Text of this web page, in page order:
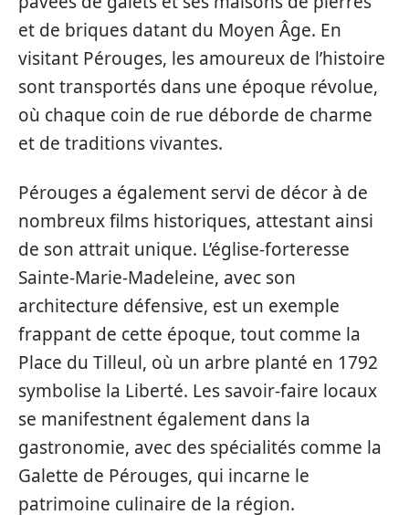
et de briques datant du Moyen Âge. En
visitant Pérouges, les amoureux de l’histoire
sont transportés dans une époque révolue,
où chaque coin de rue déborde de charme
et de traditions vivantes.
Pérouges a également servi de décor à de
nombreux films historiques, attestant ainsi
de son attrait unique. L’église-forteresse
Sainte-Marie-Madeleine, avec son
architecture défensive, est un exemple
frappant de cette époque, tout comme la
Place du Tilleul, où un arbre planté en 1792
symbolise la Liberté. Les savoir-faire locaux
se manifestnent également dans la
gastronomie, avec des spécialités comme la
Galette de Pérouges, qui incarne le
patrimoine culinaire de la région.